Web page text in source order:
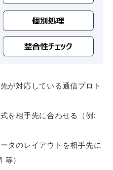
が対応している通信プロト
を相手先に合わせる（例:
タのレイアウトを相手先に
）